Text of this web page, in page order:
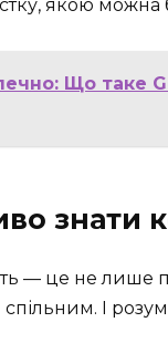
якою можна
Що таке
знати
— це не лише
І